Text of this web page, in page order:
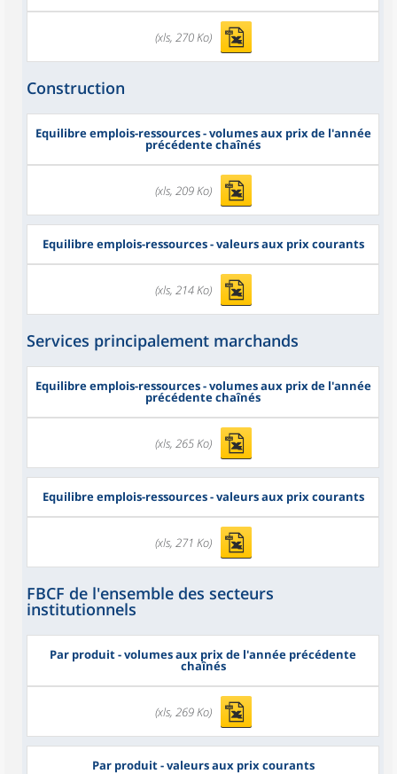
(xls, 270 Ko)
Construction
Equilibre emplois-ressources - volumes aux prix de l'année
précédente chaînés
(xls, 209 Ko)
Equilibre emplois-ressources - valeurs aux prix courants
(xls, 214 Ko)
Services principalement marchands
Equilibre emplois-ressources - volumes aux prix de l'année
précédente chaînés
(xls, 265 Ko)
Equilibre emplois-ressources - valeurs aux prix courants
(xls, 271 Ko)
FBCF de l'ensemble des secteurs
institutionnels
Par produit - volumes aux prix de l'année précédente
chaînés
(xls, 269 Ko)
Par produit - valeurs aux prix courants